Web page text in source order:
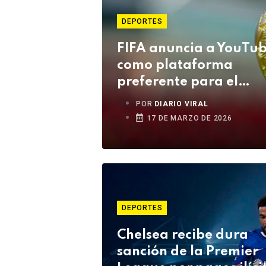
DEPORTES
FIFA anuncia a
como plataforma
preferente para el
Mundial 2026
POR DIARIO VIRAL
17 DE MARZO DE 2026
DEPORTES
Chelsea recibe dura
sanción de la Premier